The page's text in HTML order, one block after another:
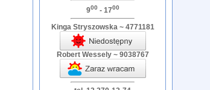
900 - 1700
Kinga Stryszowska ~ 4771181
Robert Wessely ~ 9038767